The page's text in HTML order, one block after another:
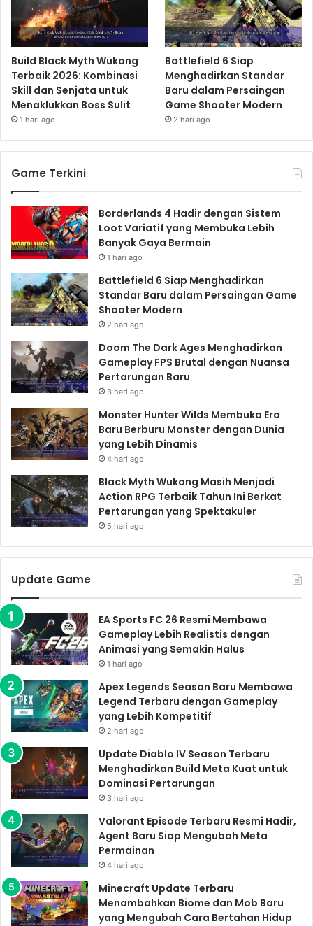
Build Black Myth Wukong
Terbaik 2026: Kombinasi
Skill dan Senjata untuk
Menaklukkan Boss Sulit
1 hari ago
Battlefield 6 Siap
Menghadirkan Standar
Baru dalam Persaingan
Game Shooter Modern
2 hari ago
Game Terkini
Borderlands 4 Hadir dengan Sistem
Loot Variatif yang Membuka Lebih
Banyak Gaya Bermain
1 hari ago
Battlefield 6 Siap Menghadirkan
Standar Baru dalam Persaingan Game
Shooter Modern
2 hari ago
Doom The Dark Ages Menghadirkan
Gameplay FPS Brutal dengan Nuansa
Pertarungan Baru
3 hari ago
Monster Hunter Wilds Membuka Era
Baru Berburu Monster dengan Dunia
yang Lebih Dinamis
4 hari ago
Black Myth Wukong Masih Menjadi
Action RPG Terbaik Tahun Ini Berkat
Pertarungan yang Spektakuler
5 hari ago
Update Game
EA Sports FC 26 Resmi Membawa
Gameplay Lebih Realistis dengan
Animasi yang Semakin Halus
1 hari ago
Apex Legends Season Baru Membawa
Legend Terbaru dengan Gameplay
yang Lebih Kompetitif
2 hari ago
Update Diablo IV Season Terbaru
Menghadirkan Build Meta Kuat untuk
Dominasi Pertarungan
3 hari ago
Valorant Episode Terbaru Resmi Hadir,
Agent Baru Siap Mengubah Meta
Permainan
4 hari ago
Minecraft Update Terbaru
Menambahkan Biome dan Mob Baru
yang Mengubah Cara Bertahan Hidup